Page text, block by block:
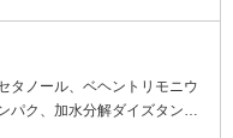
タノール、ベヘントリモニウ
ク、加水分解ダイズタンパ